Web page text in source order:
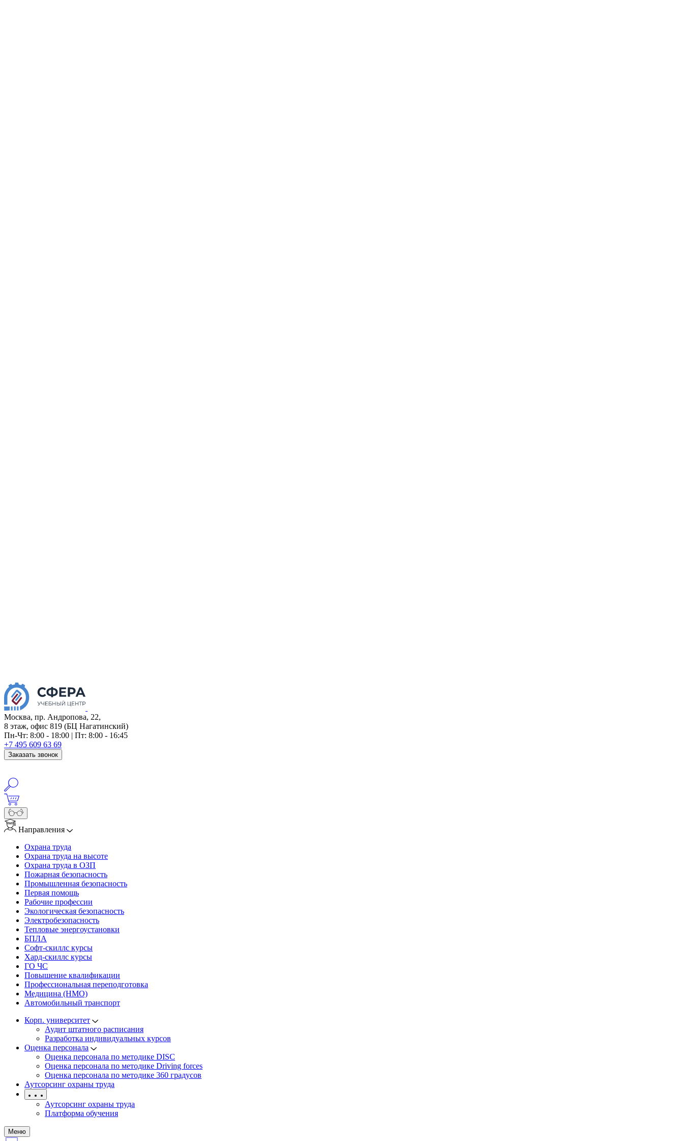
Москва, пр. Андропова, 22,
8 этаж, офис 819 (БЦ Нагатинский)
Пн-Чт: 8:00 - 18:00 | Пт: 8:00 - 16:45
+7 495 609 63 69
Заказать звонок
Направления
Охрана труда
Охрана труда на высоте
Охрана труда в ОЗП
Пожарная безопасность
Промышленная безопасность
Первая помощь
Рабочие профессии
Экологическая безопасность
Электробезопасность
Тепловые энергоустановки
БПЛА
Софт-скиллс курсы
Хард-скиллс курсы
ГО ЧС
Повышение квалификации
Профессиональная переподготовка
Медицина (НМО)
Автомобильный транспорт
Корп. университет
Аудит штатного расписания
Разработка индивидуальных курсов
Оценка персонала
Оценка персонала по методике DISC
Оценка персонала по методике Driving forces
Оценка персонала по методике 360 градусов
Аутсорсинг охраны труда
Аутсорсинг охраны труда
Платформа обучения
Меню